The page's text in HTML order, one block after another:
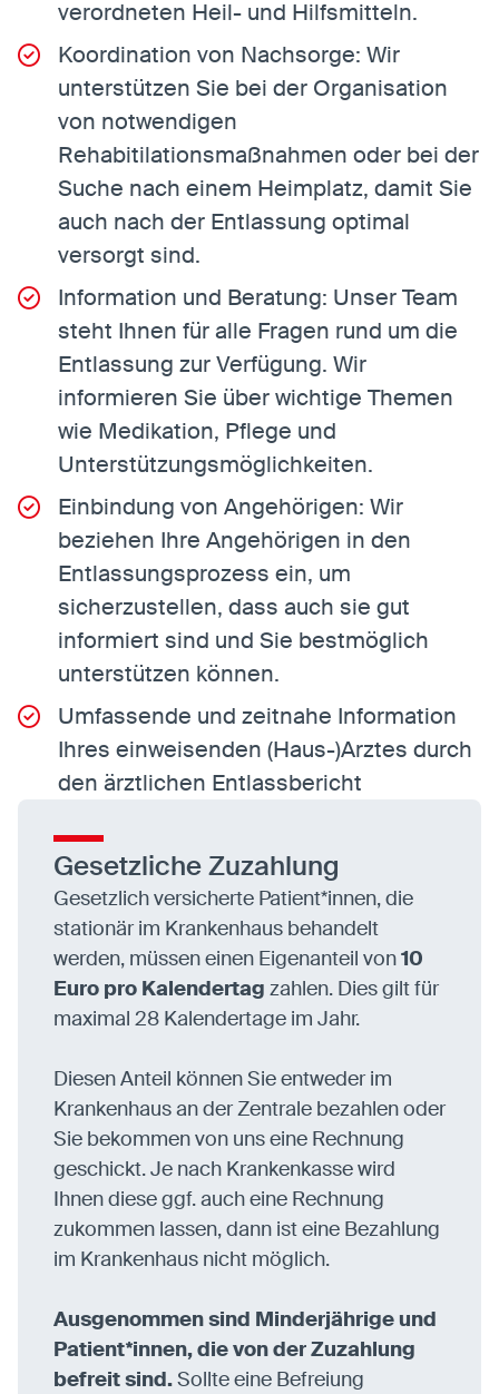
verordneten Heil- und Hilfsmitteln.
Koordination von Nachsorge: Wir
unterstützen Sie bei der Organisation
von notwendigen
Rehabitilationsmaßnahmen oder bei der
Suche nach einem Heimplatz, damit Sie
auch nach der Entlassung optimal
versorgt sind.
Information und Beratung: Unser Team
steht Ihnen für alle Fragen rund um die
Entlassung zur Verfügung. Wir
informieren Sie über wichtige Themen
wie Medikation, Pflege und
Unterstützungsmöglichkeiten.
Einbindung von Angehörigen: Wir
beziehen Ihre Angehörigen in den
Entlassungsprozess ein, um
sicherzustellen, dass auch sie gut
informiert sind und Sie bestmöglich
unterstützen können.
Umfassende und zeitnahe Information
Ihres einweisenden (Haus-)Arztes durch
den ärztlichen Entlassbericht
Gesetzliche Zuzahlung
Gesetzlich versicherte Patient*innen, die
stationär im Krankenhaus behandelt
werden, müssen einen Eigenanteil von10
Euro pro Kalendertag zahlen. Dies gilt für
maximal 28 Kalendertage im Jahr.
Diesen Anteil können Sie entweder im
Krankenhaus an der Zentrale bezahlen oder
Sie bekommen von uns eine Rechnung
geschickt. Je nach Krankenkasse wird
Ihnen diese ggf. auch eine Rechnung
zukommen lassen, dann ist eine Bezahlung
im Krankenhaus nicht möglich.
Ausgenommen sind Minderjährige und
Patient*innen, die von der Zuzahlung
befreit sind.Sollte eine Befreiung